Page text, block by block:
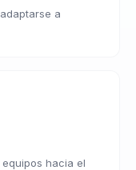
a
hacia el